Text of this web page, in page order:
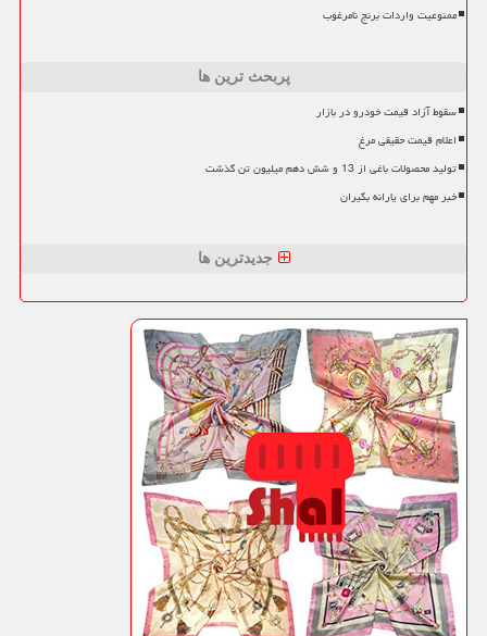
ممنوعیت واردات برنج نامرغوب
پربحث ترین ها
سقوط آزاد قیمت خودرو در بازار
اعلام قیمت حقیقی مرغ
تولید محصولات باغی از 13 و شش دهم میلیون تن گذشت
خبر مهم برای یارانه بگیران
جدیدترین ها